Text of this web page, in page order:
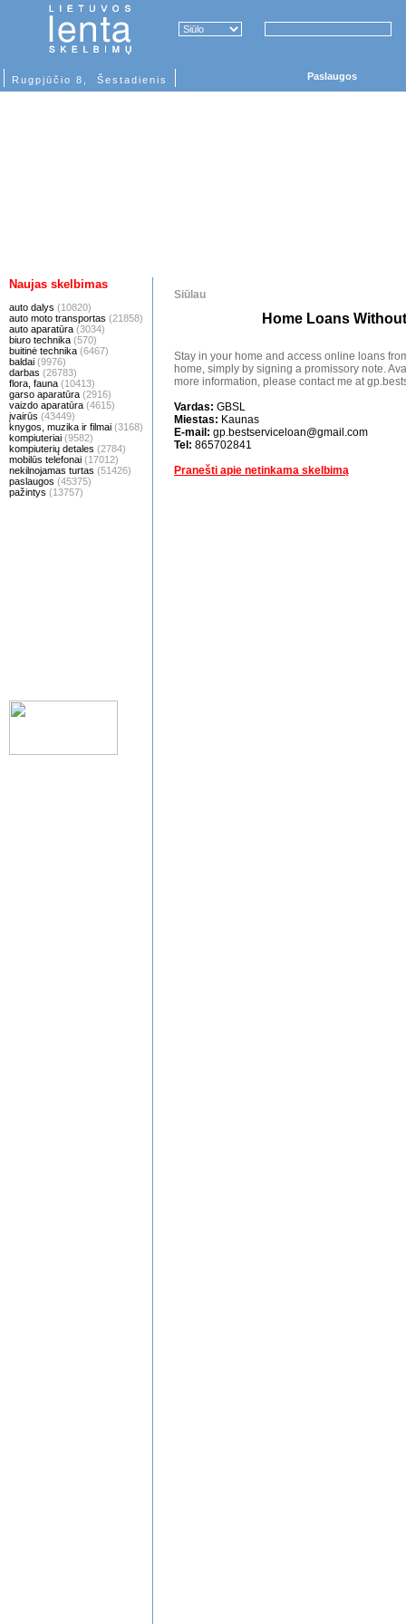
Rugpjūčio 8, Šestadienis Paslaugos
Naujas skelbimas
auto dalys (10820)
auto moto transportas (21858)
auto aparatūra (3034)
biuro technika (570)
buitinė technika (6467)
baldai (9976)
darbas (26783)
flora, fauna (10413)
garso aparatūra (2916)
vaizdo aparatūra (4615)
įvairūs (43449)
knygos, muzika ir filmai (3168)
kompiuteriai (9582)
kompiuterių detales (2784)
mobilūs telefonai (17012)
nekilnojamas turtas (51426)
paslaugos (45375)
pažintys (13757)
Siūlau
Home Loans
Stay in your home and access online loans
home, simply by signing a promissory note.
more information, please contact me at
Vardas: GBSL
Miestas: Kaunas
E-mail: gp.bestserviceloan@gmail.com
Tel: 865702841
Pranešti apie netinkama skelbimą